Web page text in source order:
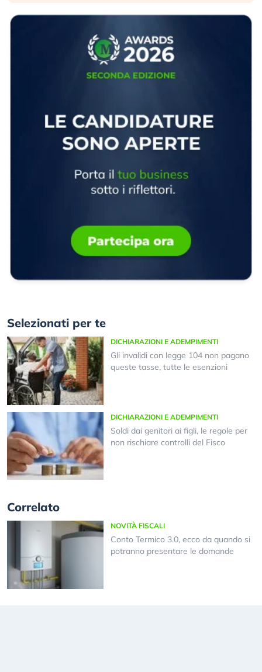
Selezionati per te
DICHIARAZIONI E ADEMPIMENTI
Gli invalidi con legge 104 non pagano
queste tasse, tutte le esenzioni
DICHIARAZIONI E ADEMPIMENTI
Soldi dai genitori ai figli, le regole per
non rischiare controlli del Fisco
Correlato
NOVITÀ FISCALI
Conto Termico 3.0, ecco da quando si
potranno presentare le domande